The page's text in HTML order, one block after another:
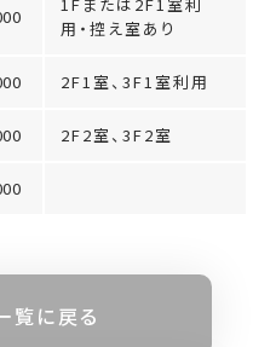
用・控え室あり
2F1室、3F1室利用
2F2室、3F2室
覧に戻る